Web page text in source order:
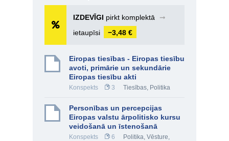
IZDEVĪGI pirkt komplektā
➞
ietaupīsi
−3,48 €
Eiropas tiesības - Eiropas tiesību
avoti, primārie un sekundārie
Eiropas tiesību akti
Konspekts 3 Tiesības, Politika
Personības un percepcijas
Eiropas valstu ārpolitisko kursu
veidošanā un īstenošanā
Konspekts 6 Politika, Vēsture,